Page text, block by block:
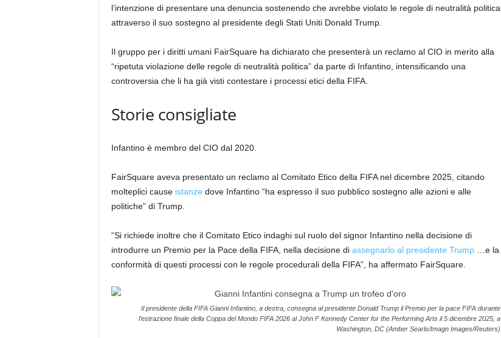
2026
l’intenzione di presentare una denuncia sostenendo che avrebbe violato le regole di neutralità politica
attraverso il suo sostegno al presidente degli Stati Uniti Donald Trump.
Il gruppo per i diritti umani FairSquare ha dichiarato che presenterà un reclamo al CIO in merito alla
“ripetuta violazione delle regole di neutralità politica” da parte di Infantino, intensificando una
controversia che li ha già visti contestare i processi etici della FIFA.
Storie consigliate
elenco
4
elementi
fine
Infantino è membro del CIO dal 2020.
FairSquare aveva presentato un reclamo al Comitato Etico della FIFA nel dicembre 2025, citando
molteplici cause istanze dove Infantino “ha espresso il suo pubblico sostegno alle azioni e alle
politiche” di Trump.
“Si richiede inoltre che il Comitato Etico indaghi sul ruolo del signor Infantino nella decisione di
introdurre un Premio per la Pace della FIFA, nella decisione di assegnarlo al presidente Trump…e la
conformità di questi processi con le regole procedurali della FIFA”, ha affermato FairSquare.
Il presidente della FIFA Gianni Infantino, a destra, consegna al presidente Donald Trump il Premio per la pace FIFA durante
l’estrazione finale della Coppa del Mondo FIFA 2026 al John F Kennedy Center for the Performing Arts il 5 dicembre 2025, a
Washington, DC (Amber Searls/Imagn Images/Reuters)